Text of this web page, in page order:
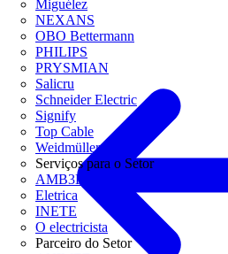
Miguélez
NEXANS
OBO Bettermann
PHILIPS
PRYSMIAN
Salicru
Schneider Electric
Signify
Top Cable
Weidmüller
Serviços para o Setor
AMB3E
Eletrica
INETE
O electricista
Parceiro do Setor